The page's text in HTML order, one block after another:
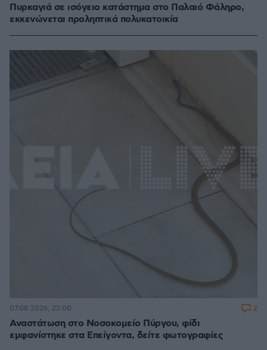
Πυρκαγιά σε ισόγειο κατάστημα στο Παλαιό Φάληρο,
εκκενώνεται προληπτικά πολυκατοικία
Αναστάτωση στο Νοσοκομείο Πύργου, φίδι
εμφανίστηκε στα Επείγοντα, δείτε φωτογραφίες
07.08.2026, 22:00 2